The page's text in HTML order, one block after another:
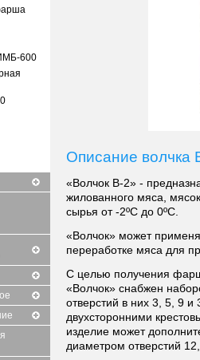
600
Описание волчка
«Волчок В-2» -
жилованного мяса,
сырья от -2ºС до 0ºС.
«Волчок» может
переработке мяса для
С целью получения
«Волчок» снабжен
отверстий в них 3, 5, 9
двухсторонними
изделие может
диаметром отверстий